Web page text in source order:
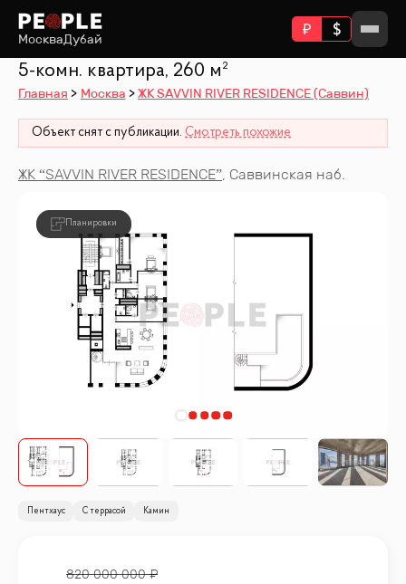
МоскваДубай
5-комн. квартира, 260 м²
Главная Москва ЖК SAVVIN RIVER RESIDENCE (Саввин)
Объект снят с публикации. Смотреть похожие
ЖК “SAVVIN RIVER RESIDENCE”, Саввинская наб.
Планировки
Пентхаус С террасой Камин
820 000 000